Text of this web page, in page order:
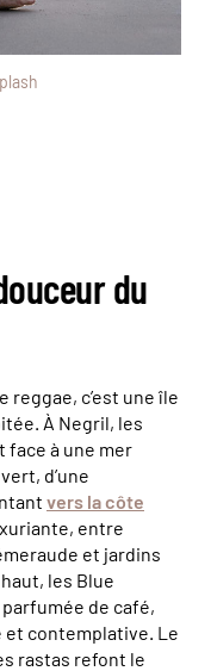
du
reggae, c’est une île
À Negril, les
face à une mer
d’une
vers la côte
entre
et jardins
les Blue
de café,
et contemplative. Le
rastas refont le